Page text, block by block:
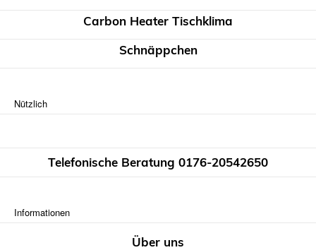
Carbon Heater Tischklima
Schnäppchen
Nützlich
Telefonische Beratung 0176-20542650
Informationen
Über uns